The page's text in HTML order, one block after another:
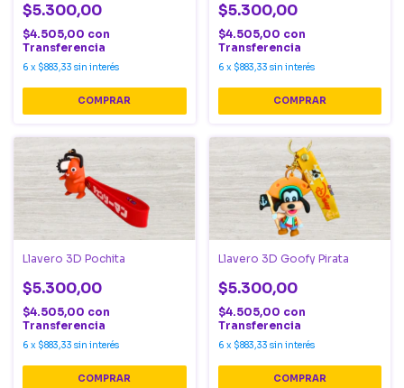
$5.300,00
$4.505,00 con
Transferencia
6 x $883,33 sin interés
$5.300,00
$4.505,00 con
Transferencia
6 x $883,33 sin interés
Llavero 3D Pochita
$5.300,00
$4.505,00 con
Transferencia
6 x $883,33 sin interés
Llavero 3D Goofy Pirata
$5.300,00
$4.505,00 con
Transferencia
6 x $883,33 sin interés